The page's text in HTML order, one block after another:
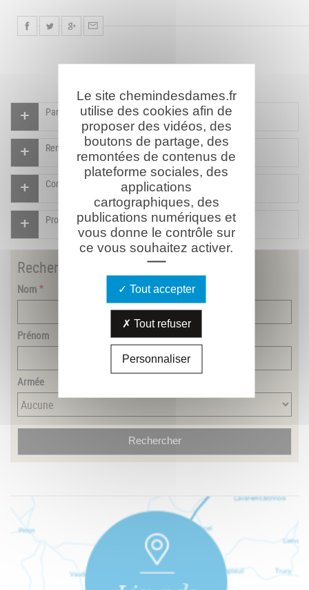
Participer à l'indexation du Mémorial virtuel
Rendre un hommage pour ce combattant
Compléter la fiche pour ce combattant
Proposer un document pour ce combattant
Rechercher un combattant
Nom
Prénom
Armée
Le site chemindesdames.fr
utilise des cookies afin de
proposer des vidéos, des
boutons de partage, des
remontées de contenus de
plateforme sociales, des
applications
cartographiques, des
publications numériques et
vous donne le contrôle sur
ce vous souhaitez activer.
Tout accepter
Tout refuser
Personnaliser